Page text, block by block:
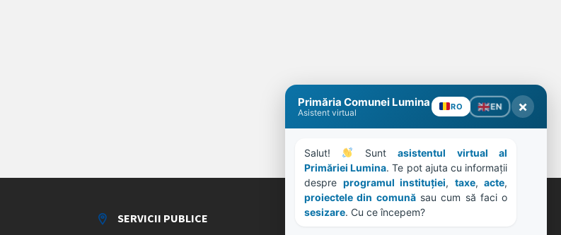
SERVICII PUBLICE ORE DE LUCRU
Primăria Comunei Lumina
Asistent virtual
RO EN ×
Salut! Sunt asistentul virtual al
Primăriei Lumina. Te pot ajuta cu informații
despre programul instituției, taxe, acte
proiectele din comună
sesizare. Cu ce începem?